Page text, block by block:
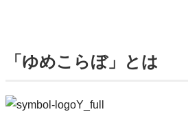
「ゆめこらぼ」とは